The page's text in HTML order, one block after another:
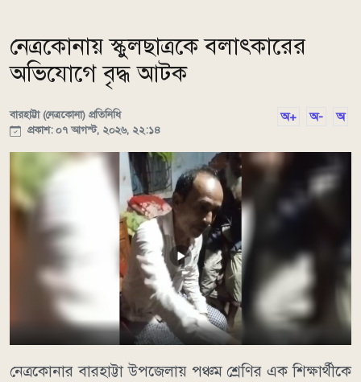
নেত্রকোনায় স্কুলছাত্রকে বলাৎকারের
অভিযোগে বৃদ্ধ আটক
বারহাট্টা (নেত্রকোনা) প্রতিনিধি
প্রকাশ: ০৭ আগস্ট, ২০২৬, ২২:১৪
অ+ অ- অ
নেত্রকোনার বারহাট্টা উপজেলায় পঞ্চম শ্রেণির এক শিক্ষার্থীকে